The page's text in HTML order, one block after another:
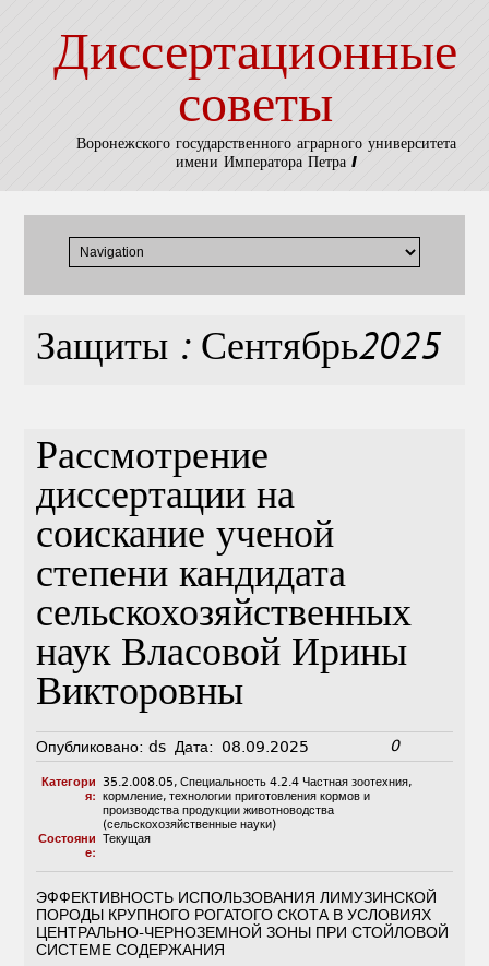
Диссертационные
советы
Воронежского государственного аграрного университета
имени Императора Петра I
Защиты : Сентябрь2025
Рассмотрение
диссертации на
соискание ученой
степени кандидата
сельскохозяйственных
наук Власовой Ирины
Викторовны
Опубликовано: ds Дата: 08.09.2025 0
Категори
я:
35.2.008.05, Специальность 4.2.4 Частная зоотехния,
кормление, технологии приготовления кормов и
производства продукции животноводства
(сельскохозяйственные науки)
Состояни
е:
Текущая
ЭФФЕКТИВНОСТЬ ИСПОЛЬЗОВАНИЯ ЛИМУЗИНСКОЙ
ПОРОДЫ КРУПНОГО РОГАТОГО СКОТА В УСЛОВИЯХ
ЦЕНТРАЛЬНО-ЧЕРНОЗЕМНОЙ ЗОНЫ ПРИ СТОЙЛОВОЙ
СИСТЕМЕ СОДЕРЖАНИЯ